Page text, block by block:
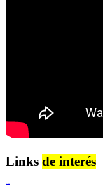
Links de interés